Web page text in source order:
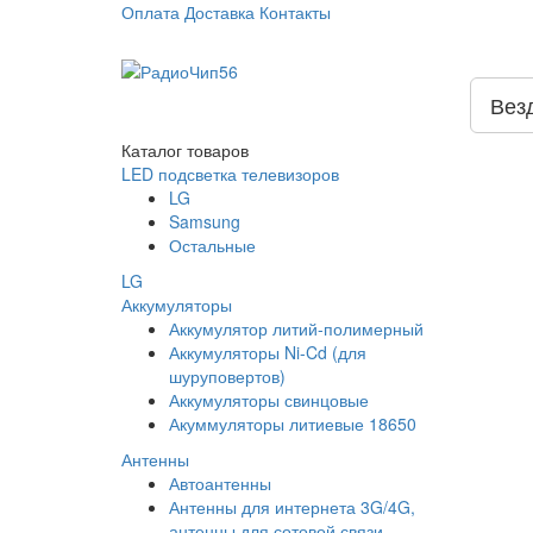
Оплата Доставка Контакты
Каталог товаров
LED подсветка телевизоров
LG
Samsung
Остальные
LG
Аккумуляторы
Аккумулятор литий-полимерный
Аккумуляторы Ni-Cd (для
шуруповертов)
Аккумуляторы свинцовые
Акуммуляторы литиевые 18650
Антенны
Автоантенны
Антенны для интернета 3G/4G,